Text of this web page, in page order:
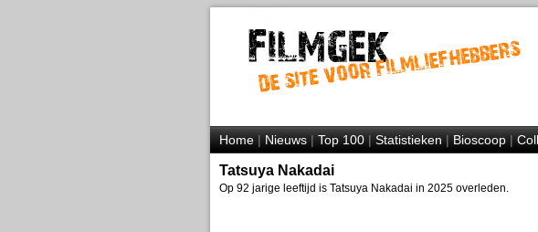
Home|Nieuws|Top 100|Statistieken|Bioscoop|
Tatsuya Nakadai
Op 92 jarige leeftijd is Tatsuya Nakadai in 2025 overleden.